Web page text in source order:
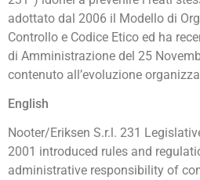
adottato dal 2006 il Modello di
Controllo e Codice Etico ed ha
di Amministrazione del 25
contenuto all’evoluzione
English
Nooter/Eriksen S.r.l. 231
2001 introduced rules and
administrative responsibility of